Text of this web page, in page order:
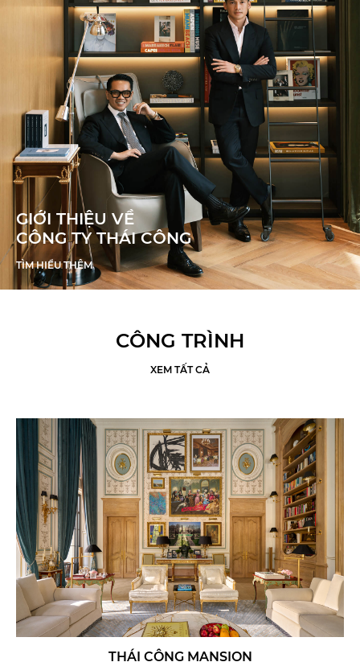
GIỚI THIỆU VỀ
CÔNG TY THÁI CÔNG
TÌM HIỂU THÊM
CÔNG TRÌNH
XEM TẤT CẢ
THÁI CÔNG MANSION